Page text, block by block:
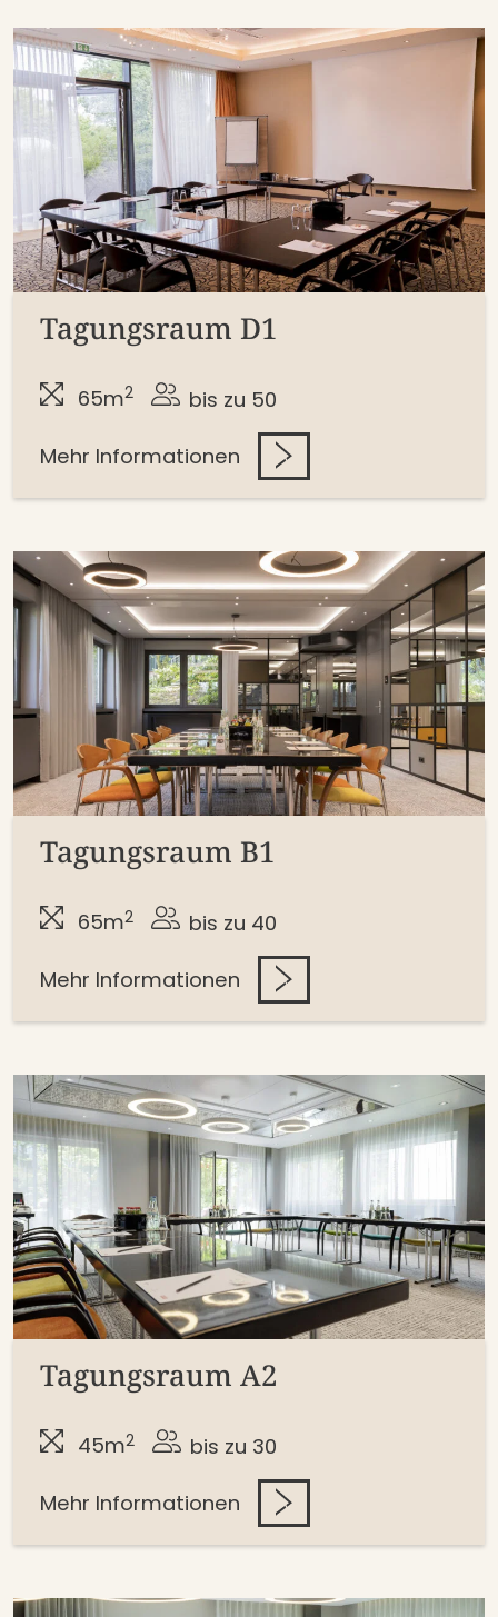
Tagungsraum D1
65m2 bis zu 50
Mehr Informationen
Tagungsraum B1
65m2 bis zu 40
Mehr Informationen
Tagungsraum A2
45m2 bis zu 30
Mehr Informationen